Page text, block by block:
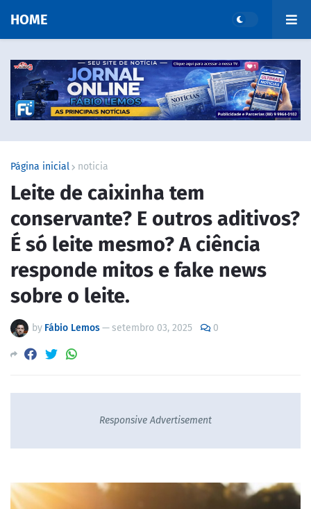
HOME
Página inicial noticia
Leite de caixinha tem
conservante? E outros aditivos?
É só leite mesmo? A ciência
responde mitos e fake news
sobre o leite.
by Fábio Lemos— setembro 03, 2025 0
Responsive Advertisement